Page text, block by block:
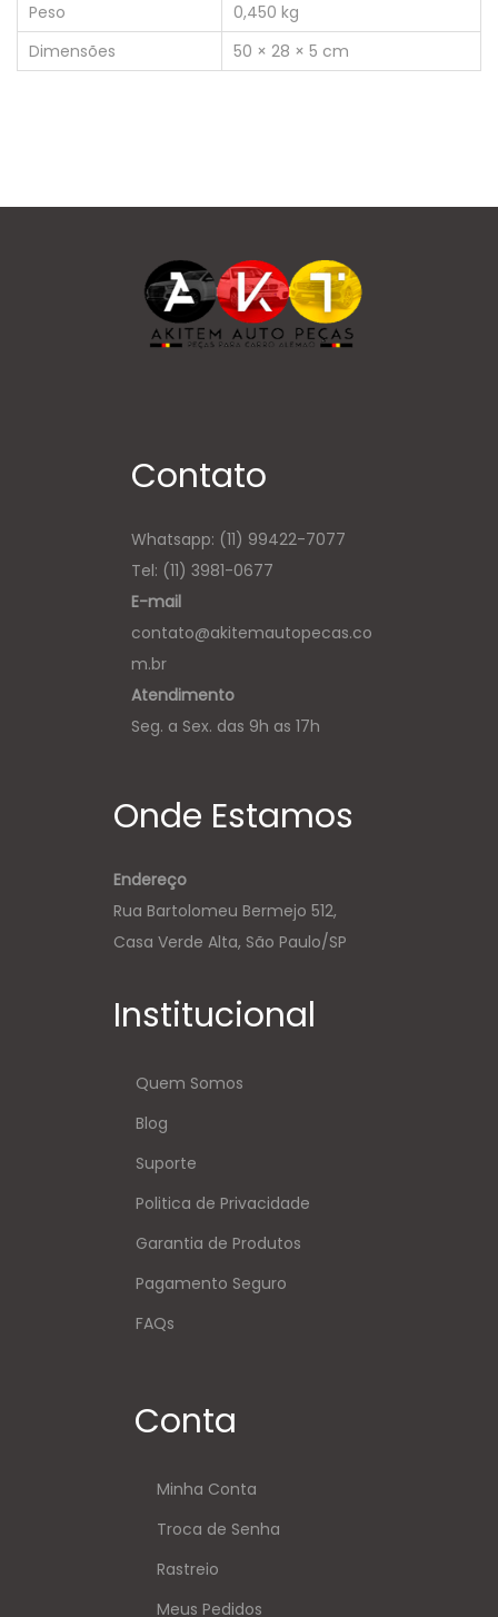
Peso
0,450 kg
Dimensões
50 × 28 × 5 cm
Contato
Whatsapp: (11) 99422-7077
Tel: (11) 3981-0677
E-mail
contato@akitemautopecas.co
m.br
Atendimento
Seg. a Sex. das 9h as 17h
Onde Estamos
Endereço
Rua Bartolomeu Bermejo 512,
Casa Verde Alta, São Paulo/SP
Institucional
Quem Somos
Blog
Suporte
Politica de Privacidade
Garantia de Produtos
Pagamento Seguro
FAQs
Conta
Minha Conta
Troca de Senha
Rastreio
Meus Pedidos